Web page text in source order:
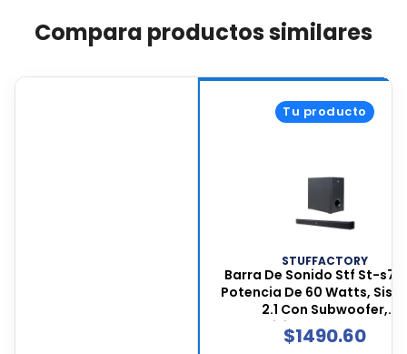
Compara productos similares
Tu producto
STUFFACTORY
Barra De Sonido Stf St-
Potencia De 60 Watts,
2.1 Con Subwoofer,
Conectividad Bluetooth,
Negro, St-s75411
$1490.60